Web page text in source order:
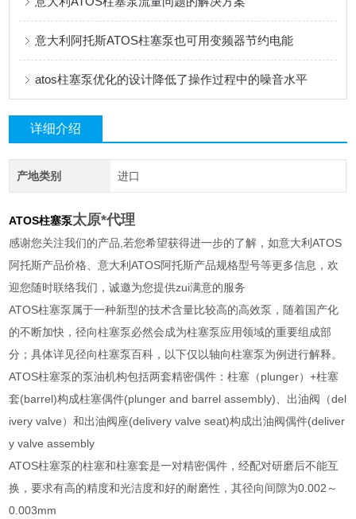
意大利阿托斯ATOS柱塞泵也可用变频器节约电能
atos柱塞泵优化的设计降低了操作过程中的噪音水平
详细介绍
产地类别 进口
ATOS柱塞泵太原*代理
感谢您关注我们的产品,若您希望获得进一步的了解，如意大利ATOS
阿托斯产品价格、意大利ATOS阿托斯产品规格型号等更多信息，欢
迎您随时联络我们，诚邀为您提供zui满意的服务
ATOS柱塞泵属于一种新型的技术含量比较高的高效泵，随着国产化
的不断加快，径向柱塞泵必然会成为柱塞泵应用领域的重要组成部
分；具体详见径向柱塞泵百科，以下仅以轴向柱塞泵为例进行解释。
ATOS柱塞泵的泵油机构包括两套精密偶件：柱塞（plunger）+柱塞
套(barrel)构成柱塞偶件(plunger and barrel assembly)、出油阀（del
ivery valve）和出油阀座(delivery valve seat)构成出油阀偶件(deliver
y valve assembly
ATOS柱塞泵的柱塞和柱塞套是一对精密偶件，经配对研磨后不能互
换，要求有高的精度和光洁度和好的耐磨性，其径向间隙为0.002～
0.003mm